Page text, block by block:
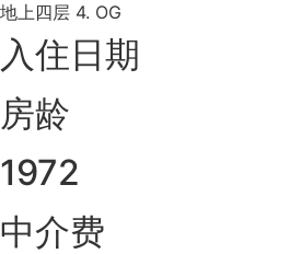
地上四层 4. OG
入住日期
房龄
1972
中介费